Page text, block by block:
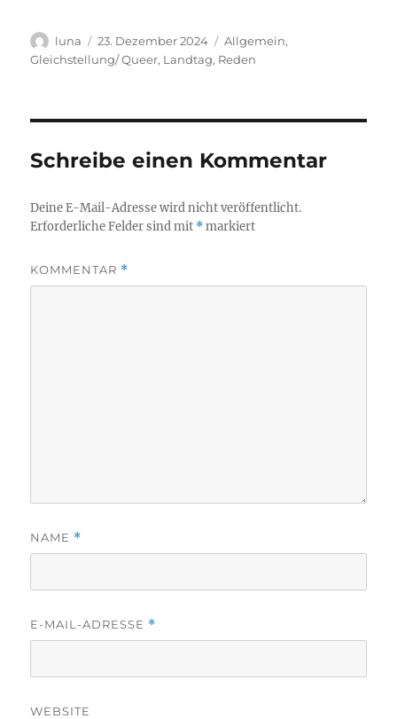
Autor
luna
Veröffentlicht
am
23. Dezember 2024 Kategorien
Allgemein,
Gleichstellung/ Queer, Landtag, Reden
Schreibe einen Kommentar
Deine E-Mail-Adresse wird nicht veröffentlicht.
Erforderliche Felder sind mit *markiert
KOMMENTAR *
NAME *
E-MAIL-ADRESSE *
WEBSITE